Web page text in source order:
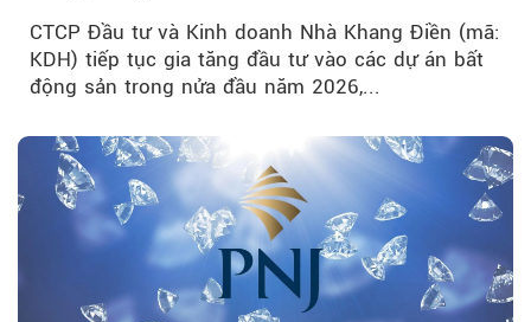
CTCP Đầu tư và Kinh doanh Nhà Khang Điền (mã:
KDH) tiếp tục gia tăng đầu tư vào các dự án bất
động sản trong nửa đầu năm 2026,...